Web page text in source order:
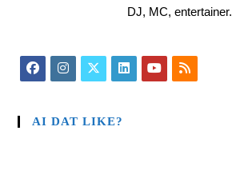
DJ, MC, entertainer.
AI DAT LIKE?